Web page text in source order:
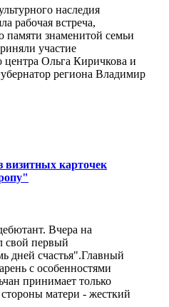
наследия
рабочая встреча,
памяти знаменитой семьи
участие
центра Ольга Киричкова и
региона Владимир
карточек
Вчера на
свой первый
дней счастья".Главный
с особенностями
принимает только
матери - жесткий